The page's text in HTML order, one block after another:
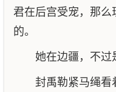
君在后宫受宠，那
的。
她在边疆，不过
封禹勒紧马绳看